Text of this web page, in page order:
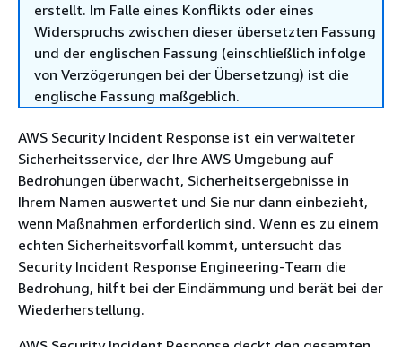
erstellt. Im Falle eines Konflikts oder eines
Widerspruchs zwischen dieser übersetzten Fassung
und der englischen Fassung (einschließlich infolge
von Verzögerungen bei der Übersetzung) ist die
englische Fassung maßgeblich.
AWS Security Incident Response ist ein verwalteter
Sicherheitsservice, der Ihre AWS Umgebung auf
Bedrohungen überwacht, Sicherheitsergebnisse in
Ihrem Namen auswertet und Sie nur dann einbezieht,
wenn Maßnahmen erforderlich sind. Wenn es zu einem
echten Sicherheitsvorfall kommt, untersucht das
Security Incident Response Engineering-Team die
Bedrohung, hilft bei der Eindämmung und berät bei der
Wiederherstellung.